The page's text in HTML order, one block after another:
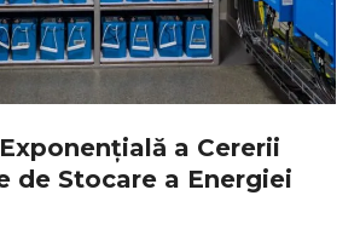
a Cererii
de Stocare a Energiei